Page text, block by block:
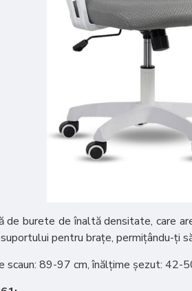
de burete de înaltă densitate, care
pentru brațe, permițându-ți
scaun: 89-97 cm, înălțime șezut: 42-